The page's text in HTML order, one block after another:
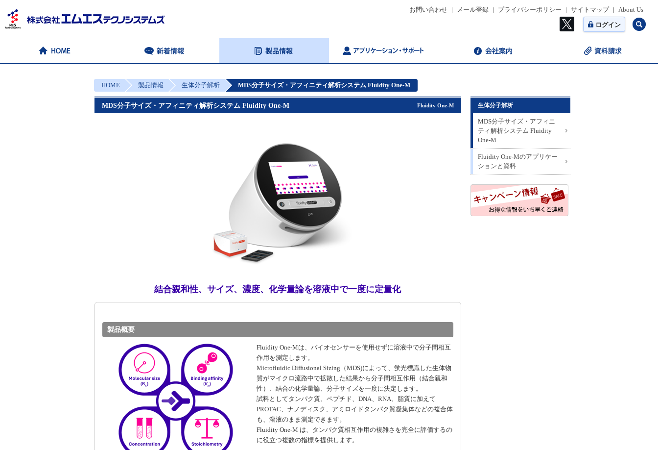
お問い合わせ | メール登録 | プライバシーポリシー | サイトマップ | About Us
ログイン
HOME 製品情報 生体分子解析 MDS分子サイズ・アフィニティ解析システム Fluidity One-M
MDS分子サイズ・アフィニティ解析システム Fluidity One-M Fluidity One-M
結合親和性、サイズ、濃度、化学量論を溶液中で一度に定量化
製品概要
Fluidity One-Mは、バイオセンサーを使用せずに溶液中で分子間相互
作用を測定します。
Microfluidic Diffusional Sizing（MDS)によって、蛍光標識した生体物
質がマイクロ流路中で拡散した結果から分子間相互作用（結合親和
性）、結合の化学量論、分子サイズを一度に決定します。
試料としてタンパク質、ペプチド、DNA、RNA、脂質に加えて
PROTAC、ナノディスク、アミロイドタンパク質凝集体などの複合体
も、溶液のまま測定できます。
Fluidity One-M は、タンパク質相互作用の複雑さを完全に評価するの
に役立つ複数の指標を提供します。
生体分子解析
MDS分子サイズ・アフィニ
ティ解析システム Fluidity
One-M
Fluidity One-Mのアプリケー
ションと資料